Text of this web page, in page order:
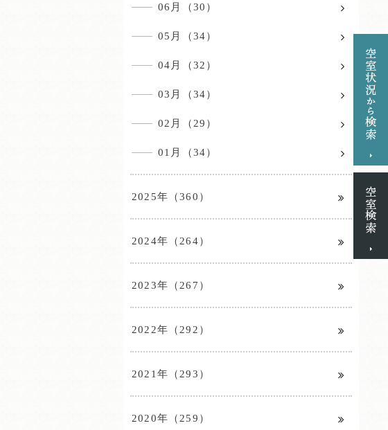
06月（30）
05月（34）
04月（32）
03月（34）
02月（29）
01月（34）
2025年（360）
2024年（264）
2023年（267）
2022年（292）
2021年（293）
2020年（259）